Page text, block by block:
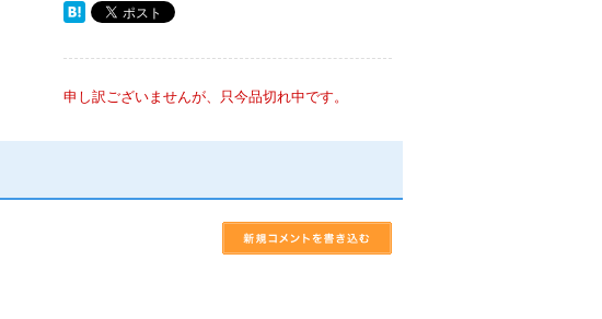
申し訳ございませんが、只今品切れ中です。